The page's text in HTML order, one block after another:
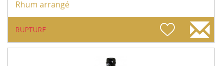
Rhum arrangé
RUPTURE